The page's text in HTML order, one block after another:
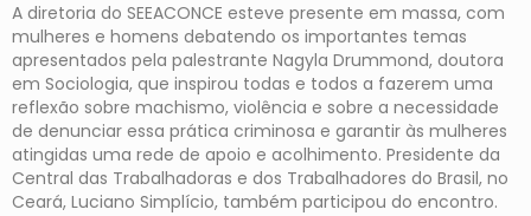
A diretoria do SEEACONCE esteve presente em massa, com
mulheres e homens debatendo os importantes temas
apresentados pela palestrante Nagyla Drummond, doutora
em Sociologia, que inspirou todas e todos a fazerem uma
reflexão sobre machismo, violência e sobre a necessidade
de denunciar essa prática criminosa e garantir às mulheres
atingidas uma rede de apoio e acolhimento. Presidente da
Central das Trabalhadoras e dos Trabalhadores do Brasil, no
Ceará, Luciano Simplício, também participou do encontro.